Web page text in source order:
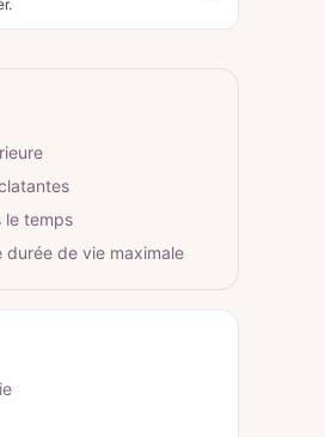
le temps
de vie maximale